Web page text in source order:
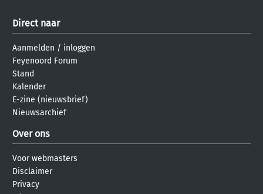
Direct naar
Aanmelden / inloggen
Feyenoord Forum
Stand
Kalender
E-zine (nieuwsbrief)
Nieuwsarchief
Over ons
Voor webmasters
Disclaimer
Privacy